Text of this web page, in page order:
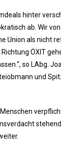
hinter
ab. Wir
Union als nicht
ÖXIT
so LAbg.
und